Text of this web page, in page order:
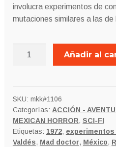
involucra experimentos de
mutaciones similares a las
cantidad
Añadir al
SKU: mkk#1106
Categorías: ACCIÓN -
MEXICAN HORROR, SCI-FI
Etiquetas: 1972,
Valdés, Mad doctor, México,